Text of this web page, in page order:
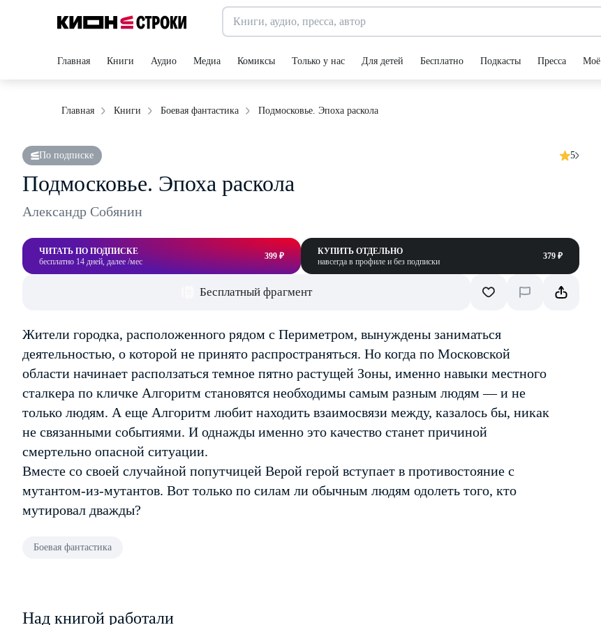
Главная Книги Аудио Медиа Комиксы Только у нас Для детей Бесплатно Подкасты Пресса Моё
Главная Книги Боевая фантастика Подмосковье. Эпоха раскола
По подписке 5
Подмосковье. Эпоха раскола
Александр Собянин
ЧИТАТЬ ПО ПОДПИСКЕ
бесплатно 14 дней, далее /мес
399 ₽
КУПИТЬ ОТДЕЛЬНО
навсегда в профиле и без подписки
379 ₽
Бесплатный фрагмент
Жители городка, расположенного рядом с Периметром, вынуждены заниматься
деятельностью, о которой не принято распространяться. Но когда по Московской
области начинает расползаться темное пятно растущей Зоны, именно навыки местного
сталкера по кличке Алгоритм становятся необходимы самым разным людям — и не
только людям. А еще Алгоритм любит находить взаимосвязи между, казалось бы, никак
не связанными событиями. И однажды именно это качество станет причиной
смертельно опасной ситуации.
Вместе со своей случайной попутчицей Верой герой вступает в противостояние с
мутантом-из-мутантов. Вот только по силам ли обычным людям одолеть того, кто
мутировал дважды?
Боевая фантастика
Над книгой работали